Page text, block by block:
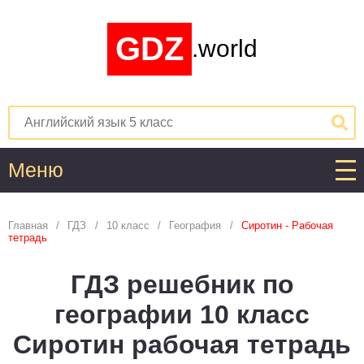
GDZ .world
Меню
1
Английский язык
2 3 4 5 6 7 9 10
Астрономия
Главная ГДЗ 10 класс География
Сиротин - Рабочая
тетрадь
ГДЗ решебник по
географии 10 класс
Сиротин рабочая тетрадь